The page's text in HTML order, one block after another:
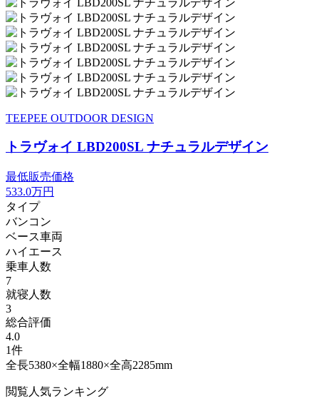
TEEPEE OUTDOOR DESIGN
トラヴォイ LBD200SL ナチュラルデザイン
最低販売価格
533.0万円
タイプ
バンコン
ベース車両
ハイエース
乗車人数
7
就寝人数
3
総合評価
4.0
1件
全長5380×全幅1880×全高2285mm
閲覧人気ランキング